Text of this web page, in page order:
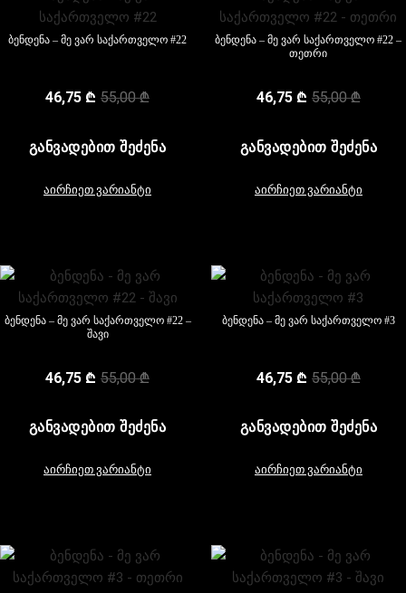
ბენდენა – მე ვარ საქართველო #22
55,00₾
46,75 ₾
ᲒᲐᲜᲕᲐᲓᲔᲑᲘᲗ ᲨᲔᲫᲔᲜᲐ
აირჩიეთ ვარიანტი
ბენდენა – მე ვარ საქართველო #22 –
თეთრი
55,00₾
46,75 ₾
ᲒᲐᲜᲕᲐᲓᲔᲑᲘᲗ ᲨᲔᲫᲔᲜᲐ
აირჩიეთ ვარიანტი
ბენდენა – მე ვარ საქართველო #22 –
შავი
55,00₾
46,75 ₾
ᲒᲐᲜᲕᲐᲓᲔᲑᲘᲗ ᲨᲔᲫᲔᲜᲐ
აირჩიეთ ვარიანტი
ბენდენა – მე ვარ საქართველო #3
55,00₾
46,75 ₾
ᲒᲐᲜᲕᲐᲓᲔᲑᲘᲗ ᲨᲔᲫᲔᲜᲐ
აირჩიეთ ვარიანტი